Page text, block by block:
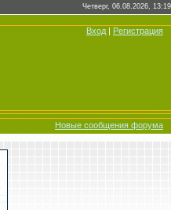
Четверг, 06.08.2026, 13:19
Вход | Регистрация
Новые сообщения форума